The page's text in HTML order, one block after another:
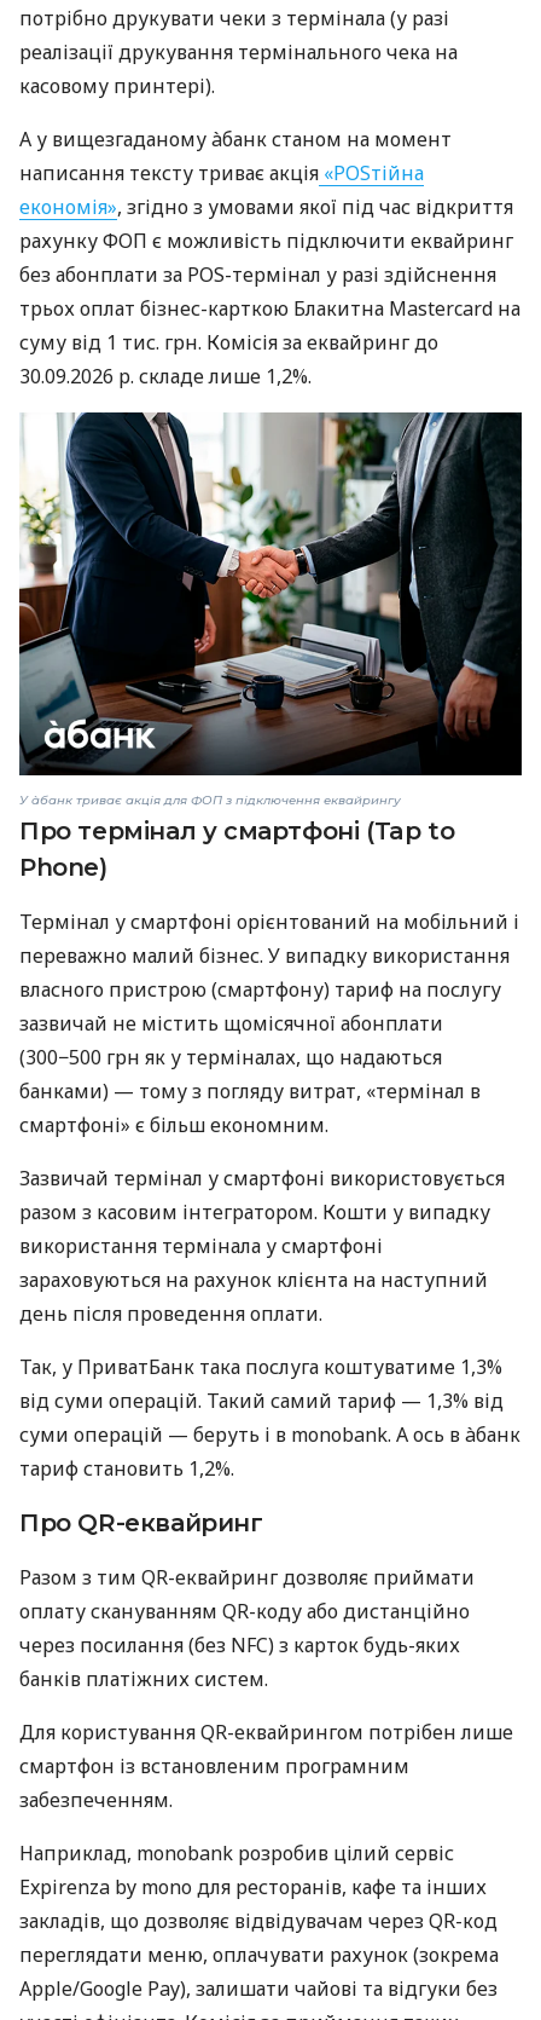
потрібно друкувати чеки з термінала (у разі
реалізації друкування термінального чека на
касовому принтері).
А у вищезгаданому àбанк станом на момент
написання тексту триває акція «POSтійна
економія», згідно з умовами якої під час відкриття
рахунку ФОП є можливість підключити еквайринг
без абонплати за POS-термінал у разі здійснення
трьох оплат бізнес-карткою Блакитна Mastercard на
суму від 1 тис. грн. Комісія за еквайринг до
30.09.2026 р. складе лише 1,2%.
У àбанк триває акція для ФОП з підключення еквайрингу
Про термінал у смартфоні (Tap to
Phone)
Термінал у смартфоні орієнтований на мобільний і
переважно малий бізнес. У випадку використання
власного пристрою (смартфону) тариф на послугу
зазвичай не містить щомісячної абонплати
(300−500 грн як у терміналах, що надаються
банками) — тому з погляду витрат, «термінал в
смартфоні» є більш економним.
Зазвичай термінал у смартфоні використовується
разом з касовим інтегратором. Кошти у випадку
використання термінала у смартфоні
зараховуються на рахунок клієнта на наступний
день після проведення оплати.
Так, у ПриватБанк така послуга коштуватиме 1,3%
від суми операцій. Такий самий тариф — 1,3% від
суми операцій — беруть і в monobank. А ось в àбанк
тариф становить 1,2%.
Про QR-еквайринг
Разом з тим QR-еквайринг дозволяє приймати
оплату скануванням QR-коду або дистанційно
через посилання (без NFC) з карток будь-яких
банків платіжних систем.
Для користування QR-еквайрингом потрібен лише
смартфон із встановленим програмним
забезпеченням.
Наприклад, monobank розробив цілий сервіс
Expirenza by mono для ресторанів, кафе та інших
закладів, що дозволяє відвідувачам через QR-код
переглядати меню, оплачувати рахунок (зокрема
Apple/Google Pay), залишати чайові та відгуки без